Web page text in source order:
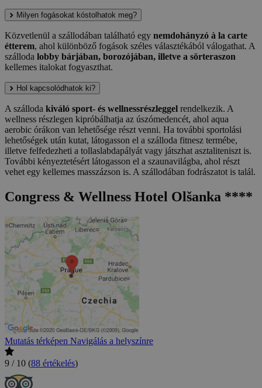
Milyen fogásokat kóstolhatok meg?
Közvetlenül a szállodában található egy nemdohányzó à la carte
étterem, ahol különböző fogások széles választékából válogathat. A
szálloda lobby bárjában, borozójában, illetve a sörteraszon
kellemes italokat fogyaszthat.
Hol kapcsolódhatok ki?
A szálloda kiváló sport- és wellnessrészleggel rendelkezik. A
wellness részlegen kipróbálhatja az úszómedencét, ahol aqua
aerobic órákon van lehetősége részt venni. Ha további sportolási
lehetőségek után kutat, látogasson el a szálloda fitnesz termébe,
illetve felfedezheti a tollaslabdapályát vagy játszhat asztaliteniszt is.
További kényeztetésért látogasson el a szaunavilágba, ahol részt
vehet egy kellemes masszázson is. A szállodában fodrászatot is talál.
Congress & Wellness Hotel Olšanka ****
Mutatás térképen Navigálás a helyszínre
9 / 10 (88 értékelés)